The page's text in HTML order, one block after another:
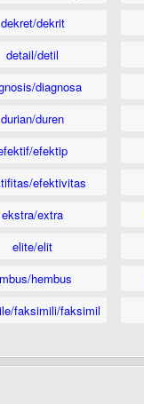
dekret/dekrit
detail/detil
diagnosa
durian/duren
efektip
efektivitas
ekstra/extra
elite/elit
hembus
faksimili/faksimil